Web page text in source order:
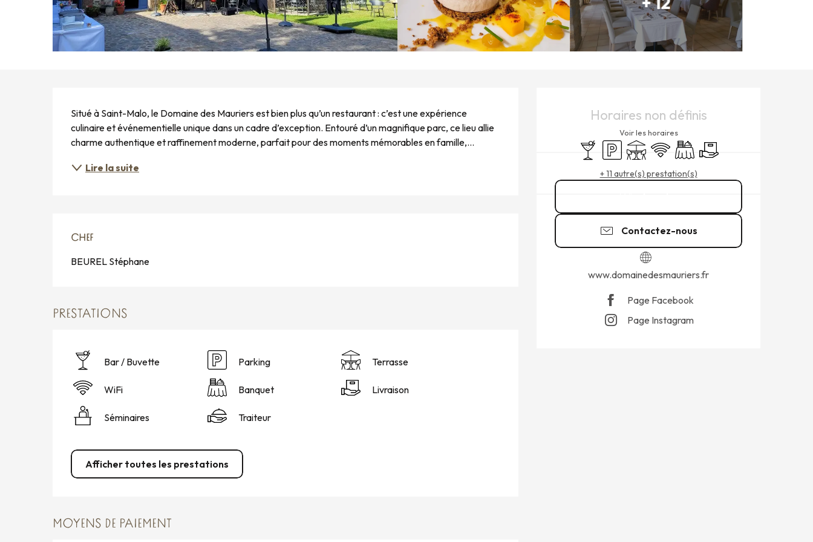
Horaires non définis
Voir les horaires
Bar / Buvette
ParkingTerrasse
WiFi BanquetLivraison
+ 11 autre(s) prestation(s)
Contactez-nous
www.domainedesmauriers.fr
Page Facebook
Page Instagram
Situé à Saint-Malo, le Domaine des Mauriers est bien plus qu’un restaurant : c’est une expérience
culinaire et événementielle unique dans un cadre d’exception. Entouré d’un magnifique parc, ce lieu allie
charme authentique et raffinement moderne, parfait pour des moments mémorables en famille,...
Lire la suite
CHEF
CHEF
BEUREL Stéphane
PRESTATIONS
Bar / Buvette Parking Terrasse
WiFi Banquet Livraison
Séminaires Traiteur
Afficher toutes les prestations
MOYENS DE PAIEMENT